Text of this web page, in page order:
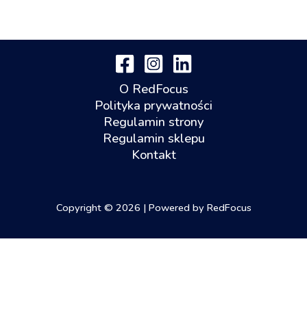
O RedFocus
Polityka prywatności
Regulamin strony
Regulamin sklepu
Kontakt
Copyright © 2026 | Powered by RedFocus